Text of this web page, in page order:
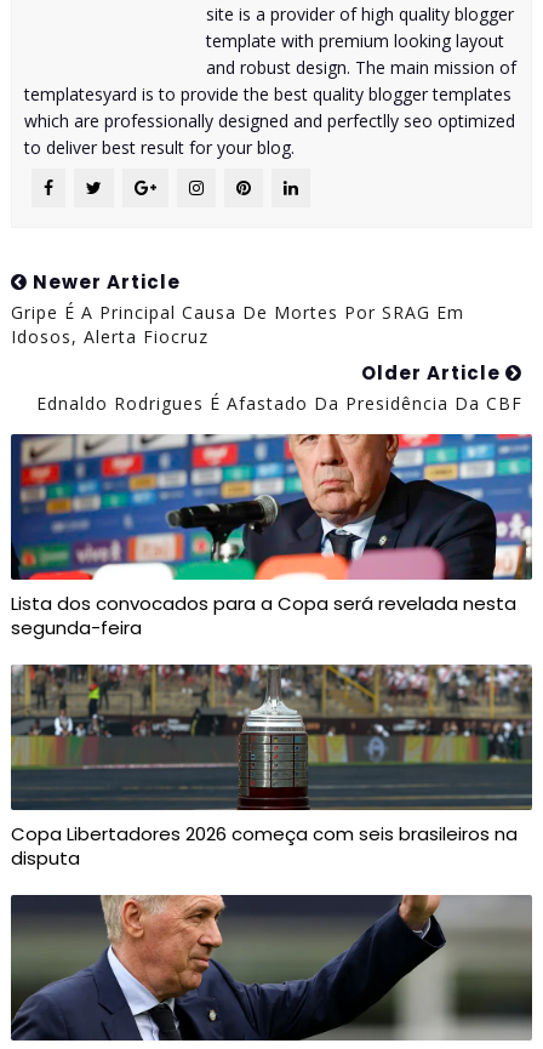
site is a provider of high quality blogger
template with premium looking layout
and robust design. The main mission of
templatesyard is to provide the best quality blogger templates
which are professionally designed and perfectlly seo optimized
to deliver best result for your blog.
Newer Article
Gripe É A Principal Causa De Mortes Por SRAG Em
Idosos, Alerta Fiocruz
Older Article
Ednaldo Rodrigues É Afastado Da Presidência Da CBF
Lista dos convocados para a Copa será revelada nesta
segunda-feira
Copa Libertadores 2026 começa com seis brasileiros na
disputa